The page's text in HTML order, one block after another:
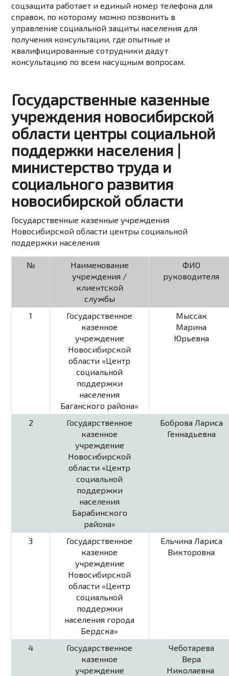
соцзащита работает и единый номер телефона для
справок, по которому можно позвонить в
управление социальной защиты населения для
получения консультации, где опытные и
квалифицированные сотрудники дадут
консультацию по всем насущным вопросам.
Государственные казенные
учреждения новосибирской
области центры социальной
поддержки населения |
министерство труда и
социального развития
новосибирской области
Государственные казенные учреждения
Новосибирской области центры социальной
поддержки населения
№
Наименование
учреждения /
клиентской
службы
ФИО
руководителя
1
Государственное
казенное
учреждение
Новосибирской
области «Центр
социальной
поддержки
населения
Баганского района»
Мыссак
Марина
Юрьевна
2
Государственное
казенное
учреждение
Новосибирской
области «Центр
социальной
поддержки
населения
Барабинского
района»
Боброва Лариса
Геннадьевна
3
Государственное
казенное
учреждение
Новосибирской
области «Центр
социальной
поддержки
населения города
Бердска»
Ельчина Лариса
Викторовна
4
Государственное
казенное
учреждение
Чеботарева
Вера
Николаевна